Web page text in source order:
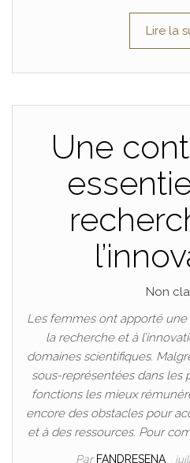
Lire la
Une
Non
Les femmes ont apporté
la recherche et à
domaines scientifiques.
sous-représentées dans les
fonctions les mieux
encore des obstacles pour
et à des ressources. Pour
Par FANDRESENA